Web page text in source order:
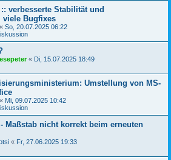
verbesserte Stabilität und
viele Bugfixes
« So, 20.07.2025 06:22
« Di, 15.07.2025 18:49
Umstellung von MS-
« Mi, 09.07.2025 10:42
Maßstab nicht korrekt beim erneuten
« Fr, 27.06.2025 19:33